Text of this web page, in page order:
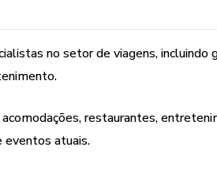
no setor de viagens,
restaurantes,
eventos atuais.